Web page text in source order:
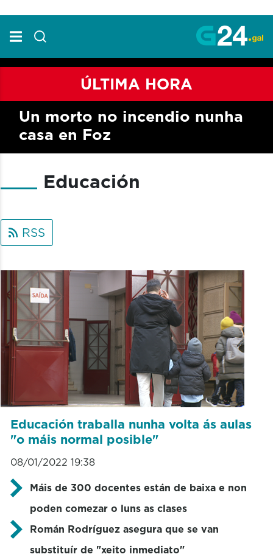
ÚLTIMA HORA
Un morto no incendio nunha
casa en Foz
Educación
RSS
Educación traballa nunha volta ás aulas
"o máis normal posible"
08/01/2022 19:38
Máis de 300 docentes están de baixa e non
poden comezar o luns as clases
Román Rodríguez asegura que se van
substituír de "xeito inmediato"